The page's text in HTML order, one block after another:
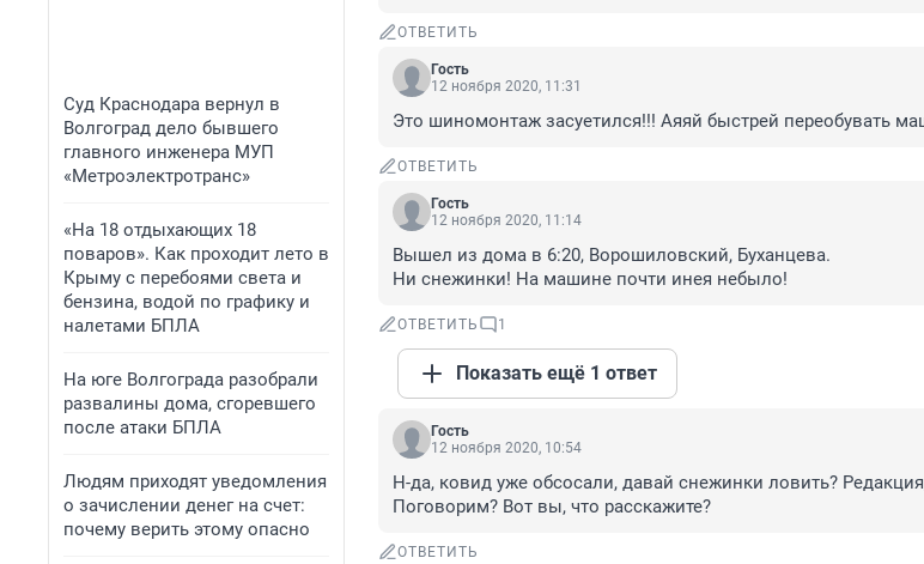
Суд Краснодара вернул в
Волгоград дело бывшего
главного инженера МУП
«Метроэлектротранс»
«На 18 отдыхающих 18
поваров». Как проходит лето в
Крыму с перебоями света и
бензина, водой по графику и
налетами БПЛА
На юге Волгограда разобрали
развалины дома, сгоревшего
после атаки БПЛА
Людям приходят уведомления
о зачислении денег на счет:
почему верить этому опасно
ОТВЕТИТЬ
Гость
12 ноября 2020, 11:31
Это шиномонтаж засуетился!!! Аяяй быстрей переобувать
ОТВЕТИТЬ
Гость
12 ноября 2020, 11:14
Вышел из дома в 6:20, Ворошиловский, Буханцева.
Ни снежинки! На машине почти инея небыло!
ОТВЕТИТЬ 1
Показать ещё 1 ответ
Гость
12 ноября 2020, 10:54
Н-да, ковид уже обсосали, давай снежинки ловить?
Поговорим? Вот вы, что расскажите?
ОТВЕТИТЬ